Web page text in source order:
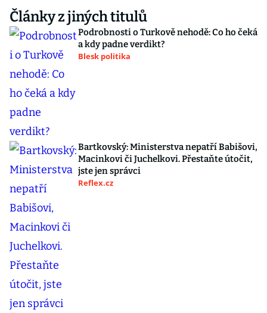
Články z jiných titulů
Podrobnosti o Turkově nehodě: Co ho čeká
a kdy padne verdikt?
Blesk politika
Bartkovský: Ministerstva nepatří Babišovi,
Macinkovi či Juchelkovi. Přestaňte útočit,
jste jen správci
Reflex.cz